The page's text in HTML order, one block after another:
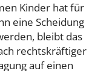
Kinder hat für
eine Scheidung
bleibt das
rechtskräftiger
auf einen